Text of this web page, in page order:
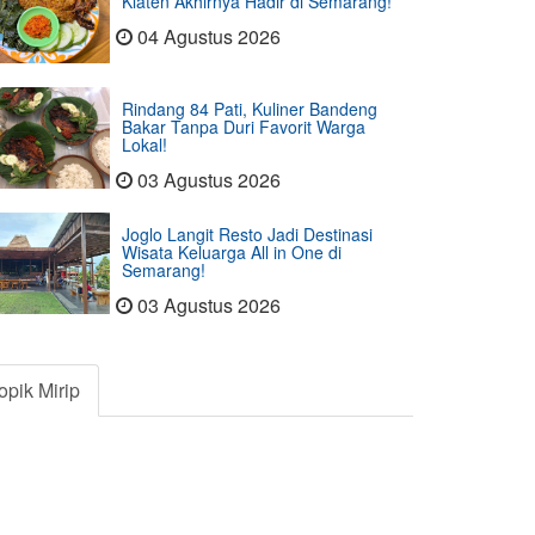
04 Agustus 2026
Rindang 84 Pati, Kuliner Bandeng
Bakar Tanpa Duri Favorit Warga
Lokal!
03 Agustus 2026
Joglo Langit Resto Jadi Destinasi
Wisata Keluarga All in One di
Semarang!
03 Agustus 2026
Mirip